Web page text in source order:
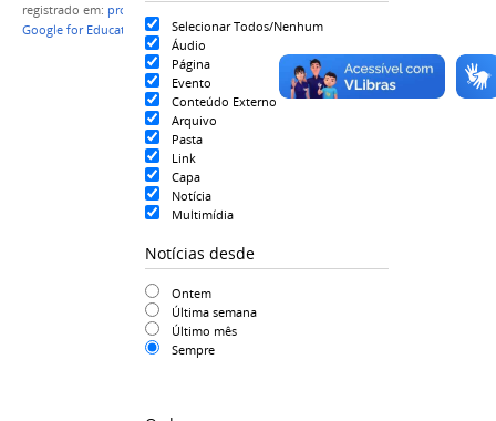
Selecionar Todos/Nenhum
Áudio
Página
Evento
Conteúdo Externo
Arquivo
Pasta
Link
Capa
Notícia
Multimídia
Notícias desde
Ontem
Última semana
Último mês
Sempre
registrado em: projeto
Google for Education ,Scientex,Pesquisa